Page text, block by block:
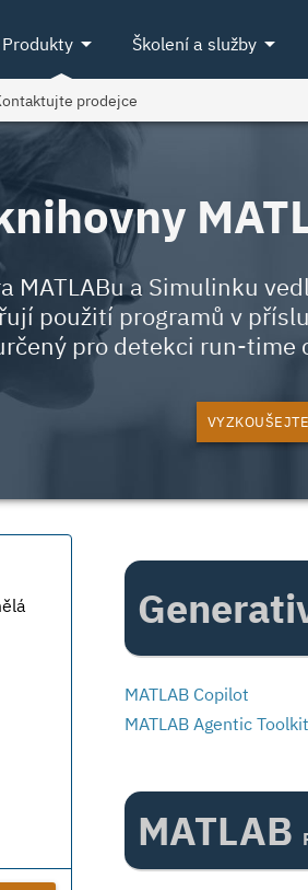
Produktyarrow_drop_down Školení a službyarrow_drop_down
prodejce
MATLABu a Simulinku
použití programů v
pro detekci run-
MATLAB Copilot
MATLAB Agentic Toolkit
MATLAB